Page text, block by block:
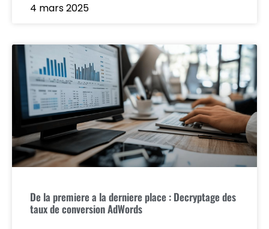
4 mars 2025
De la premiere a la derniere place : Decryptage des
taux de conversion AdWords